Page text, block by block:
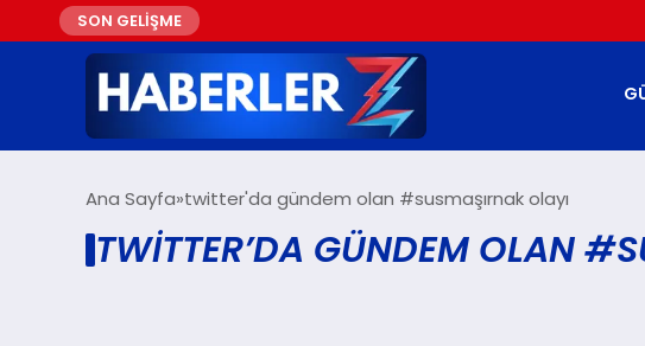
SON GELİŞME
Ana Sayfa twitter'da gündem olan #susmaşırnak olayı
TWITTER’DA GÜNDEM OLAN